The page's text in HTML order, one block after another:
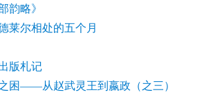
韵略》
莱尔相处的五个月
版札记
困——从赵武灵王到嬴政（之三）